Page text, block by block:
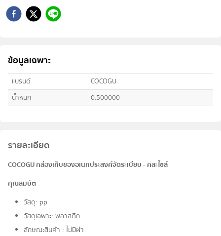
ข้อมูลเฉพาะ
แบรนด์
COCOGU
น้ำหนัก
0.500000
รายละเอียด
COCOGU กล่องเก็บของอเนกประสงค์จัดระเบียบ - คละไซส์
คุณสมบัติ
วัสดุ: pp
วัสดุเฉพาะ: พลาสติก
ลักษณะสินค้า : ไม่มีฝา